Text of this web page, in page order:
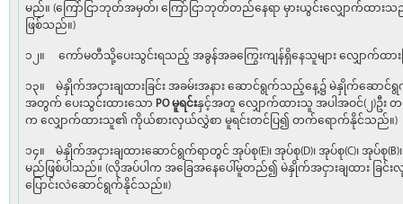
မည်။ (ကြော်ငြာဘုတ်အမှတ်၊ ကြော်ငြာဘုတ်တည်နေရာ မှားယွင်းလျှောက်ထ
ဖြစ်သည်။)
၁၂။ ကော်မတီသို့ပေးသွင်းရသည့် အခွန်အခကြွေးကျန်ရှိနေသူများ လျှောက်ထ
၁၃။ မဲနှိုက်အငှားချထားခြင်း အခမ်းအနား ဆောင်ရွက်သည့်နေ့၌ မဲနှိုက်ဆေ
အတွက် ပေးသွင်းထားသော POမူရင်းနှင့်အတူ လျှောက်ထားသူ အပါအဝင်(၂)ဦ
က လျှောက်ထားသူ၏ ကိုယ်စားလှယ်လွှဲစာ မူရင်းတင်ပြ၍ တက်ရောက်နိုင်သည်။)
၁၄။ မဲနှိုက်အငှားချထားဆောင်ရွက်ရာတွင် အုပ်စု(E)၊ အုပ်စု(D)၊ အုပ်စု(C)၊ အုပ်
မည်ဖြစ်ပါသည်။ (လိုအပ်ပါက အခြေအနေပေါ်မူတည်၍ မဲနှိုက်အငှားချထား ခြ
ပြောင်းလဲဆောင်ရွက်နိုင်သည်။)